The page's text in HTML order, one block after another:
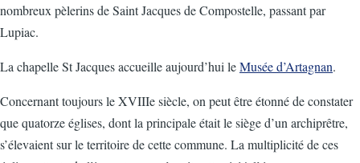
nombreux pèlerins de Saint Jacques de Compostelle, passant par
Lupiac.
La chapelle St Jacques accueille aujourd’hui leMusée d’Artagnan.
Concernant toujours le XVIIIe siècle, on peut être étonné de constater
que quatorze églises, dont la principale était le siège d’un archiprêtre,
s’élevaient sur le territoire de cette commune. La multiplicité de ces